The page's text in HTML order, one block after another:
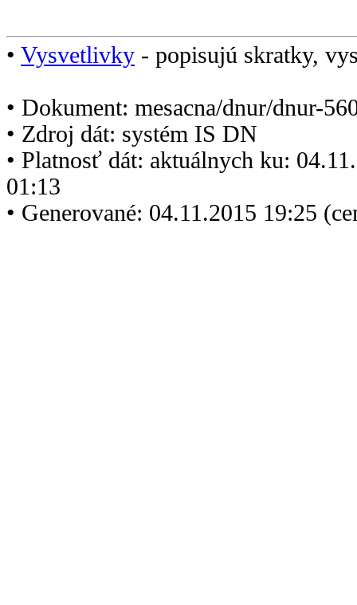
• Vysvetlivky - popisujú skratky,
• Dokument: mesacna/dnur/dnur-
• Zdroj dát: systém IS DN
• Platnosť dát: aktuálnych ku:
01:13
• Generované: 04.11.2015 19:25